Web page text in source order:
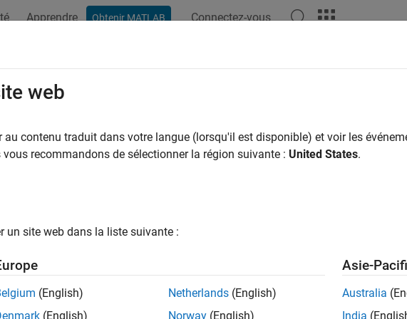
Apprendre Obtenir MATLAB Connectez-vous
Read image at specified index
web
au contenu traduit dans votre langue (lorsqu'il est disponible) et voir les
vous recommandons de sélectionner la région suivante : United States.
un site web dans la liste suivante :
(English)
(English)
Netherlands (English)
Norway (English)
Asie-
Australia
India